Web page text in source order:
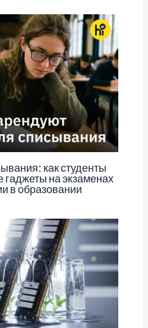
как студенты
на экзаменах
в образовании